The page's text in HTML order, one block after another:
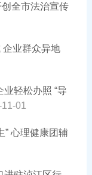
全市法治宣传
企业群众异地
轻松办照 “导
01
” 心理健康团辅